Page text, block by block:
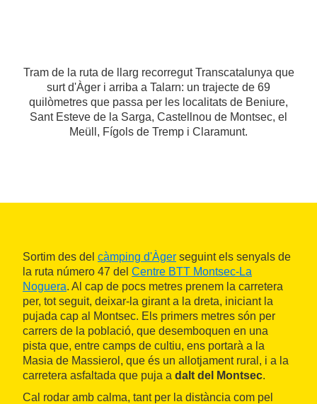
Tram de la ruta de llarg recorregut Transcatalunya que
surt d'Àger i arriba a Talarn: un trajecte de 69
quilòmetres que passa per les localitats de Beniure,
Sant Esteve de la Sarga, Castellnou de Montsec, el
Meüll, Fígols de Tremp i Claramunt.
Sortim des del càmping d'Àger seguint els senyals de
la ruta número 47 del Centre BTT Montsec-La
Noguera. Al cap de pocs metres prenem la carretera
per, tot seguit, deixar-la girant a la dreta, iniciant la
pujada cap al Montsec. Els primers metres són per
carrers de la població, que desemboquen en una
pista que, entre camps de cultiu, ens portarà a la
Masia de Massierol, que és un allotjament rural, i a la
carretera asfaltada que puja a dalt del Montsec.
Cal rodar amb calma, tant per la distància com pel